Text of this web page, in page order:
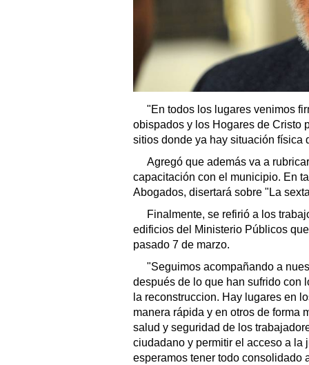
"En todos los lugares venimos
obispados y los Hogares de Cristo
sitios donde ya hay situación física
Agregó que además va a
capacitación con el municipio. En
Abogados, disertará sobre "La
Finalmente, se refirió a los
edificios del Ministerio Públicos
pasado 7 de marzo.
"Seguimos acompañando a
después de lo que han sufrido con
la reconstruccion. Hay lugares en
manera rápida y en otros de forma
salud y seguridad de los
ciudadano y permitir el acceso a la
esperamos tener todo consolidado